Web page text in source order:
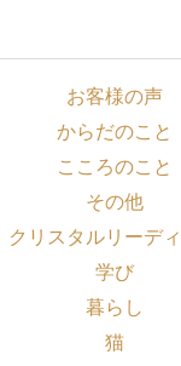
お客様の声
からだのこと
こころのこと
その他
クリスタルリーデ
学び
暮らし
猫